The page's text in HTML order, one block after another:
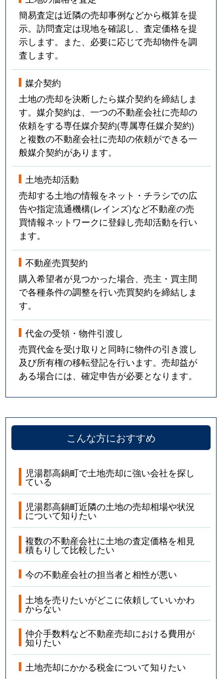
簡易査定は近隣の売却事例などから概算を提
示。訪問査定は現地を確認し、査定価格を提
示します。また、必要に応じて売却物件を調
査します。
媒介契約
土地の売却を決断したら媒介契約を締結しま
す。媒介契約は、一つの不動産会社に売却の
依頼をする専任媒介契約(専属専任媒介契約)
と複数の不動産会社に売却の依頼ができる一
般媒介契約があります。
土地売却活動
売却する土地の情報をネット・チラシでの広
告や指定流通機構(レインズ)など不動産の売
買情報ネットワークに登録し売却活動を行い
ます。
不動産売買契約
購入希望者が見つかった場合、売主・買主間
で各種条件の調整を行い売買契約を締結しま
す。
代金の受領・物件引渡し
売買代金を受け取りと同時に物件の引き渡し
及び所有権の移転登記を行います。売却益が
ある場合には、確定申告が必要となります。
こんな方におすすめ
児湯郡高鍋町で土地売却に強い会社を探し
ている
児湯郡高鍋町近隣の土地の売却相場や状況
について知りたい
複数の不動産会社に土地の査定価格を相見
積もりして比較したい
今の不動産会社の担当者と相性が悪い
土地を売りたいがどこに依頼していいかわ
からない
仲介手数料など不動産売却における費用が
知りたい
土地売却にかかる税金について知りたい